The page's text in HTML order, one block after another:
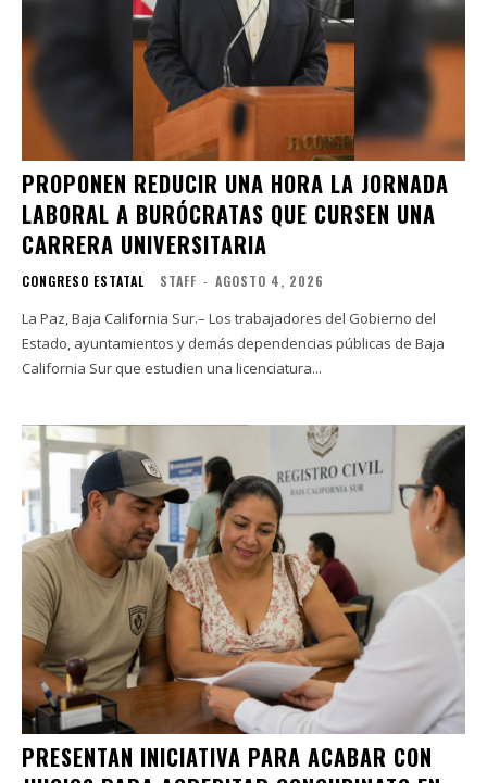
PROPONEN REDUCIR UNA HORA LA JORNADA
LABORAL A BURÓCRATAS QUE CURSEN UNA
CARRERA UNIVERSITARIA
CONGRESO ESTATAL STAFF - AGOSTO 4, 2026
La Paz, Baja California Sur.– Los trabajadores del Gobierno del
Estado, ayuntamientos y demás dependencias públicas de Baja
California Sur que estudien una licenciatura...
PRESENTAN INICIATIVA PARA ACABAR CON